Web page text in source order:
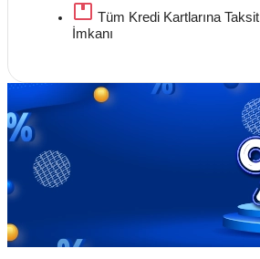
Tüm Kredi Kartlarına Taksit
İmkanı